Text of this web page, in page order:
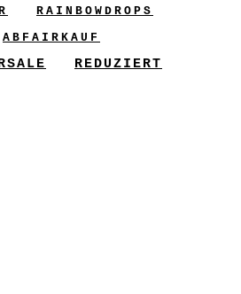
RAINBOWDROPS
ABFAIRKAUF
REDUZIERT